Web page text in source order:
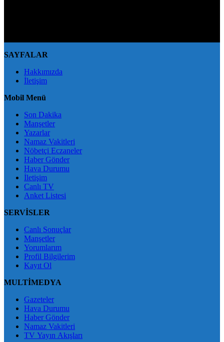
SAYFALAR
Hakkımızda
İletişim
Mobil Menü
Son Dakika
Manşetler
Yazarlar
Namaz Vakitleri
Nöbetçi Eczaneler
Haber Gönder
Hava Durumu
İletişim
Canlı TV
Anket Listesi
SERVİSLER
Canlı Sonuçlar
Manşetler
Yorumlarım
Profil Bilgilerim
Kayıt Ol
MULTİMEDYA
Gazeteler
Hava Durumu
Haber Gönder
Namaz Vakitleri
TV Yayın Akışları